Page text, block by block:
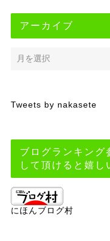
アーカイブ
Tweets by nakasete
ブログランキング
して頂けると嬉し
にほんブログ村